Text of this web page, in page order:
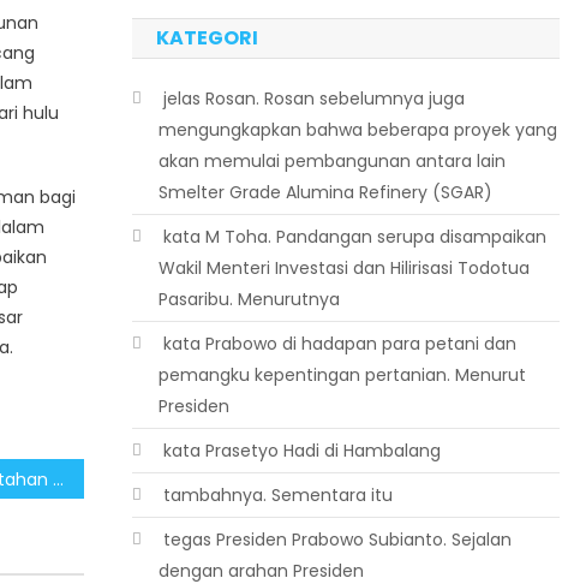
hulu
bagi
Satu Tahun Pemerintahan Pragib Komitmen Investasi Wujudkan Generasi Sehat Melalui Program MBG
KATEGORI
 jelas Rosan. Rosan sebelumnya juga
mengungkapkan bahwa beberapa proyek yang
akan memulai pembangunan antara lain
Smelter Grade Alumina Refinery (SGAR)
 kata M Toha. Pandangan serupa disampaikan
Wakil Menteri Investasi dan Hilirisasi Todotua
Pasaribu. Menurutnya
 kata Prabowo di hadapan para petani dan
pemangku kepentingan pertanian. Menurut
Presiden
 kata Prasetyo Hadi di Hambalang
 tambahnya. Sementara itu
 tegas Presiden Prabowo Subianto. Sejalan
dengan arahan Presiden